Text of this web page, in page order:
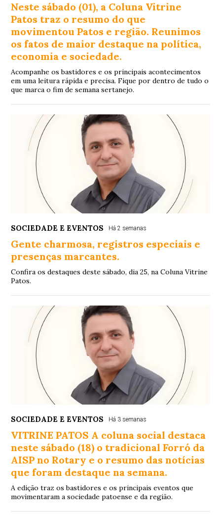
Neste sábado (01), a Coluna Vitrine
Patos traz o resumo do que
movimentou Patos e região. Reunimos
os fatos de maior destaque na política,
economia e sociedade.
Acompanhe os bastidores e os principais acontecimentos
em uma leitura rápida e precisa. Fique por dentro de tudo o
que marca o fim de semana sertanejo.
SOCIEDADE E EVENTOS Há 2 semanas
Gente charmosa, registros especiais e
presenças marcantes.
Confira os destaques deste sábado, dia 25, na Coluna Vitrine
Patos.
SOCIEDADE E EVENTOS Há 3 semanas
VITRINE PATOS A coluna social destaca
neste sábado (18) o tradicional Forró da
AISP no Rotary e o resumo das notícias
que foram destaque na semana.
A edição traz os bastidores e os principais eventos que
movimentaram a sociedade patoense e da região.